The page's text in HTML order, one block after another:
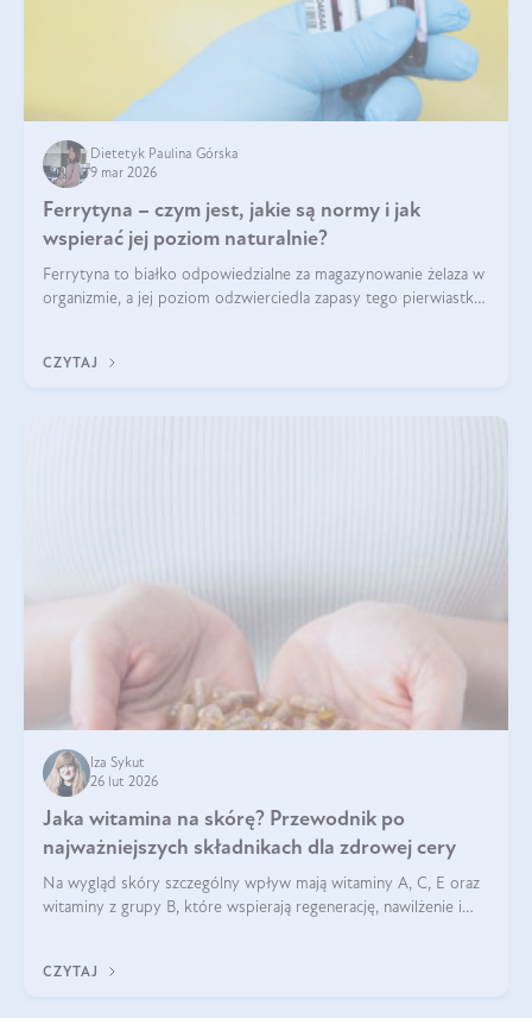
Dietetyk Paulina Górska
9 mar 2026
Ferrytyna – czym jest, jakie są normy i jak
wspierać jej poziom naturalnie?
Ferrytyna to białko odpowiedzialne za magazynowanie żelaza w
organizmie, a jej poziom odzwierciedla zapasy tego pierwiastka.
funkcjonowanie (
CZYTAJ
Iza Sykut
26 lut 2026
Jaka witamina na skórę? Przewodnik po
najważniejszych składnikach dla zdrowej cery
Na wygląd skóry szczególny wpływ mają witaminy A, C, E oraz
witaminy z grupy B, które wspierają regenerację, nawilżenie i
CZYTAJ